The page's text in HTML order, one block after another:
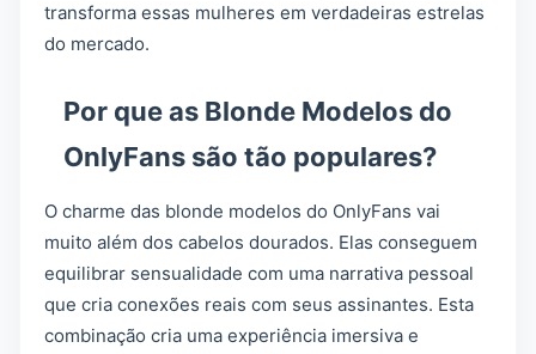
transforma essas mulheres em verdadeiras estrelas
do mercado.
Por que as Blonde Modelos do
OnlyFans são tão populares?
O charme das blonde modelos do OnlyFans vai
muito além dos cabelos dourados. Elas conseguem
equilibrar sensualidade com uma narrativa pessoal
que cria conexões reais com seus assinantes. Esta
combinação cria uma experiência imersiva e